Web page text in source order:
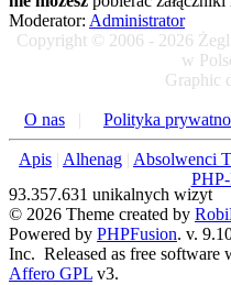
Moderator: Administrator
Copyright © 2006 - 2026
w
Graphic
O nas | Polityka
Apis | Alhenag | Absolwenci
93.357.631 unikalnych wizyt
© 2026 Theme created by
Powered by PHPFusion. v.
Inc. Released as free software
Affero GPL v3.